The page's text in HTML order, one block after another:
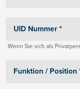
Wenn Sie sich als